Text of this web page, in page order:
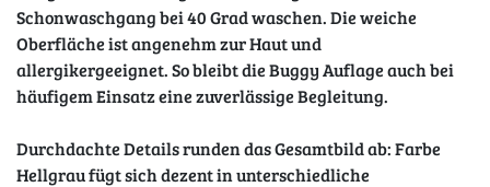
Schonwaschgang bei 40 Grad waschen. Die weiche
Oberfläche ist angenehm zur Haut und
allergikergeeignet. So bleibt die Buggy Auflage auch bei
häufigem Einsatz eine zuverlässige Begleitung.
Durchdachte Details runden das Gesamtbild ab: Farbe
Hellgrau fügt sich dezent in unterschiedliche